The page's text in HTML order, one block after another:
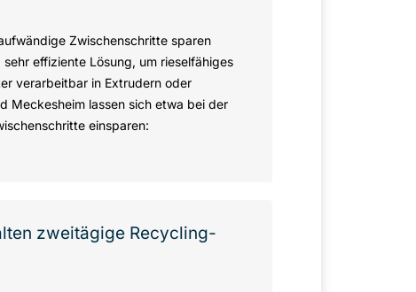
Zwischenschritte sparen
effiziente Lösung, um rieselfähiges
verarbeitbar in Extrudern oder
Meckesheim lassen sich etwa bei der
einsparen:
zweitägige Recycling-